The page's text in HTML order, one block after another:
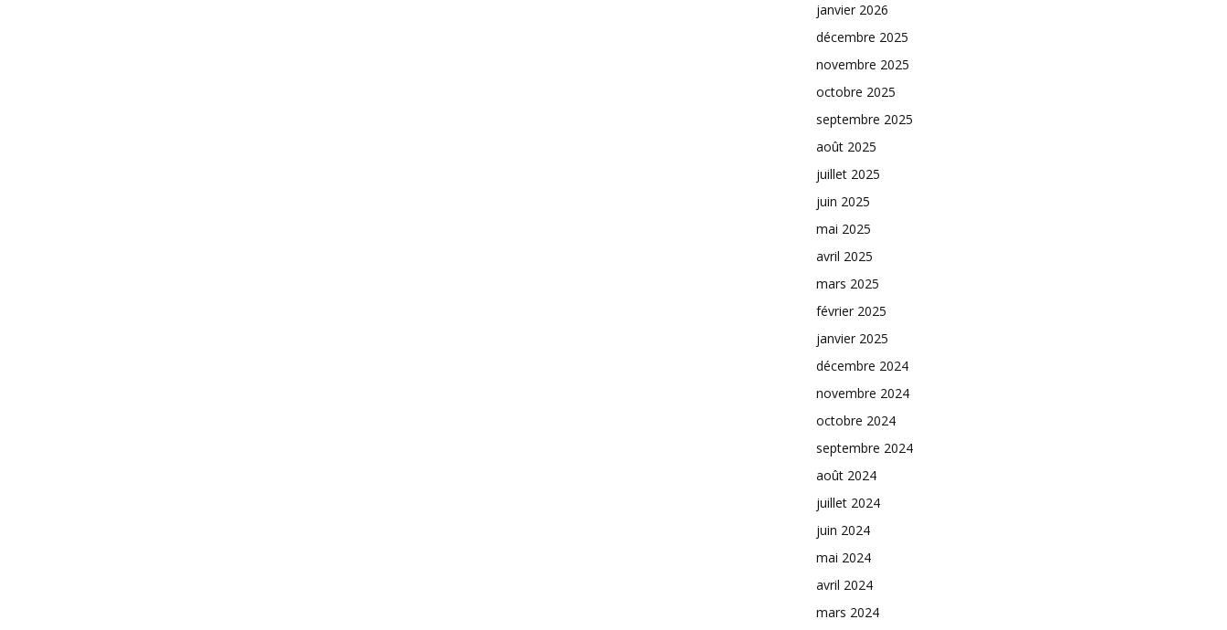
janvier 2026
décembre 2025
novembre 2025
octobre 2025
septembre 2025
août 2025
juillet 2025
juin 2025
mai 2025
avril 2025
mars 2025
février 2025
janvier 2025
décembre 2024
novembre 2024
octobre 2024
septembre 2024
août 2024
juillet 2024
juin 2024
mai 2024
avril 2024
mars 2024